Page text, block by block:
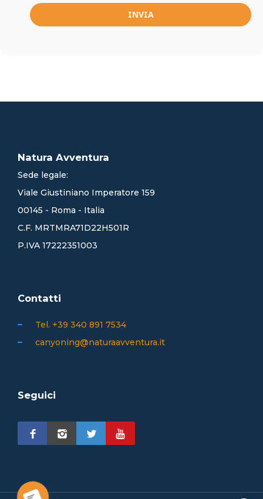
INVIA
Natura Avventura
Sede legale:
Viale Giustiniano Imperatore 159
00145 - Roma - Italia
C.F. MRTMRA71D22H501R
P.IVA 17222351003
Contatti
Tel. +39 340 891 7534
canyoning@naturaavventura.it
Seguici